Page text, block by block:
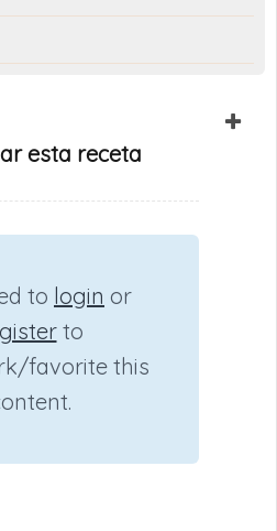
esta receta
to login or
to
favorite this